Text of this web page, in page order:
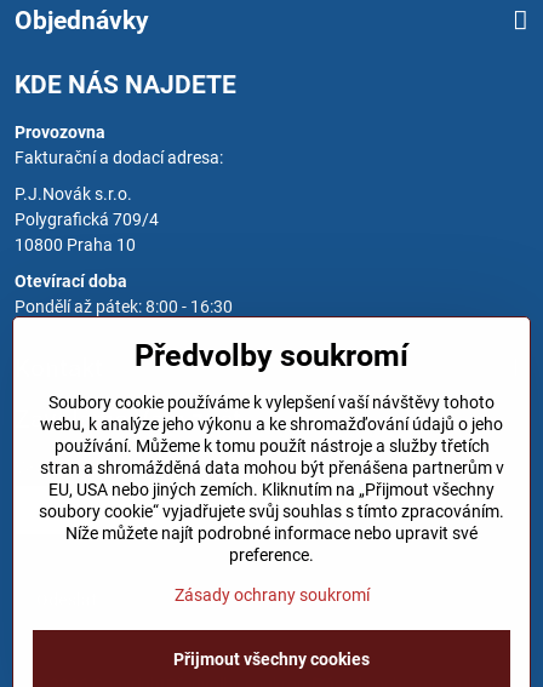
Objednávky
KDE NÁS NAJDETE
Provozovna
Fakturační a dodací adresa:
P.J.Novák s.r.o.
Polygrafická 709/4
10800 Praha 10
Otevírací doba
Pondělí až pátek: 8:00 - 16:30
Zavoláme Vám zpět
Váš telefon*
Předvolby soukromí
Soubory cookie používáme k vylepšení vaší návštěvy tohoto
webu, k analýze jeho výkonu a ke shromažďování údajů o jeho
používání. Můžeme k tomu použít nástroje a služby třetích
stran a shromážděná data mohou být přenášena partnerům v
EU, USA nebo jiných zemích. Kliknutím na „Přijmout všechny
soubory cookie“ vyjadřujete svůj souhlas s tímto zpracováním.
Níže můžete najít podrobné informace nebo upravit své
preference.
Zásady ochrany soukromí
Přijmout všechny cookies